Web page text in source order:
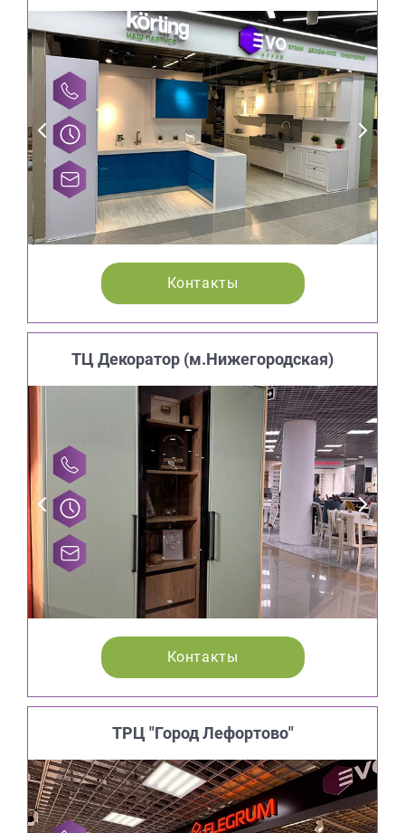
Контакты
ТЦ Декоратор (м.Нижегородская)
Контакты
ТРЦ "Город Лефортово"